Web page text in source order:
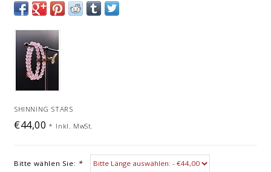
SHINNING STARS
€44,00* Inkl. MwSt.
Bitte wählen Sie: *